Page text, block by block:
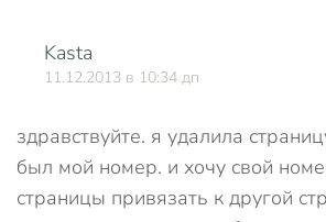
Kasta
11.12.2013 в 10:34 дп
здравствуйте. я удалила
был мой номер. и хочу свой
страницы привязать к другой